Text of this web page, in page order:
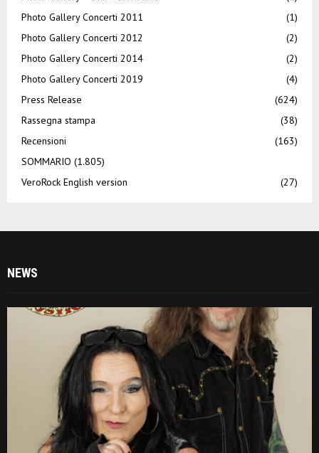
Photo Gallery Concerti 2011
(1)
Photo Gallery Concerti 2012
(2)
Photo Gallery Concerti 2014
(2)
Photo Gallery Concerti 2019
(4)
Press Release
(624)
Rassegna stampa
(38)
Recensioni
(163)
SOMMARIO (1.805)
VeroRock English version
(27)
NEWS